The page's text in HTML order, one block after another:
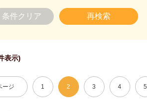
条件クリア 再検索
表示)
ージ 1 2 3 4 5